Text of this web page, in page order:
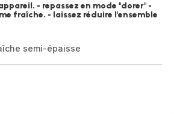
- repassez en mode "dorer" -
fraîche. - laissez réduire l'ensemble
semi-épaisse